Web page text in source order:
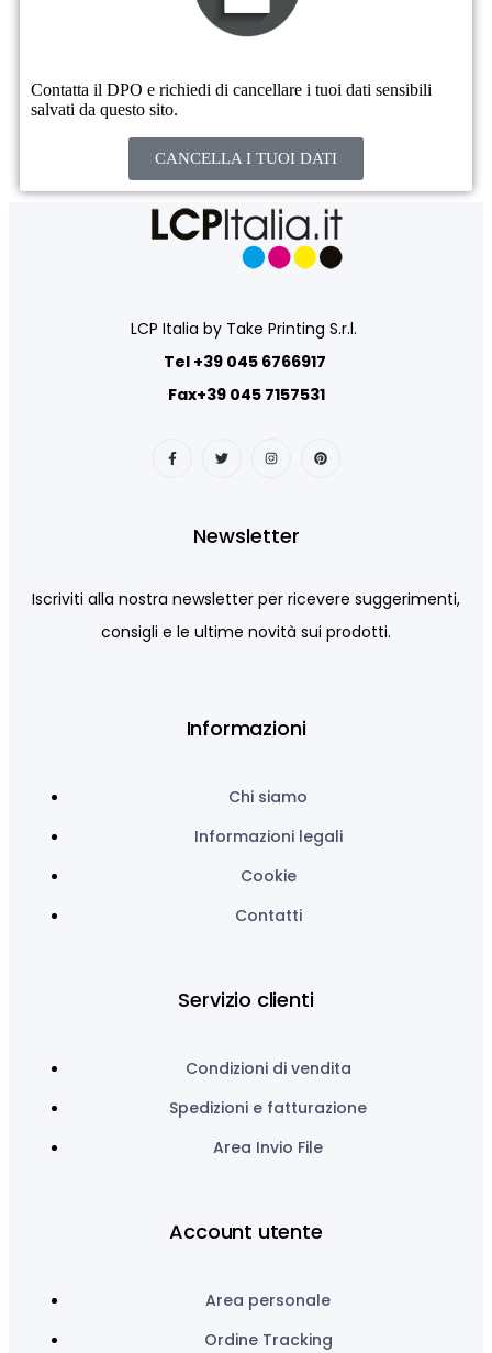
Contatta il DPO e richiedi di cancellare i tuoi dati sensibili
salvati da questo sito.
CANCELLA I TUOI DATI
LCP Italia by Take Printing S.r.l.
Tel +39 045 6766917
Fax+39 045 7157531
Informazioni
Chi siamo
Informazioni legali
Cookie
Contatti
Servizio clienti
Condizioni di vendita
Spedizioni e fatturazione
Area Invio File
Account utente
Area personale
Ordine Tracking
Newsletter
Iscriviti alla nostra newsletter per ricevere suggerimenti,
consigli e le ultime novità sui prodotti.